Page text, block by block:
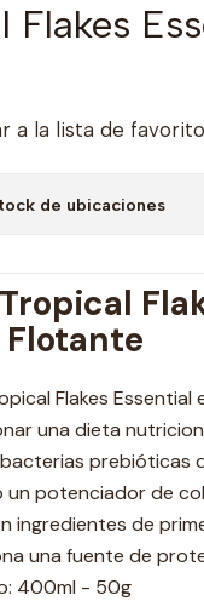
Flakes
a la lista de
de ubicaciones
Flotante
Flakes
una dieta
prebióticas
un potenciador de
ingredientes de
una fuente de
400ml - 50g